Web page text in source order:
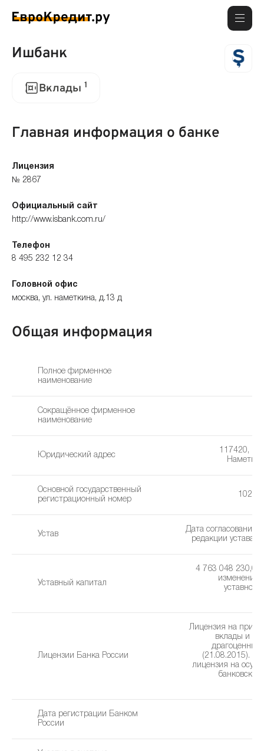
Ишбанк
Вклады 1
Главная информация о банке
Лицензия
№ 2867
Официальный сайт
http://www.isbank.com.ru/
Телефон
8 495 232 12 34
Головной офис
москва, ул. наметкина, д.13 д
Общая информация
Полное фирменное
наименование
Сокращённое фирменное
наименование
Юридический адрес
117420, г.
Основной государственный
регистрационный номер
Устав
Дата согласования
редакции устава:
Уставный капитал
4 763 048 230,00
изменения
уставного
Лицензии Банка России
Лицензия на
вклады и
драгоценных
(21.08.2015).
лицензия на
Дата регистрации Банком
России